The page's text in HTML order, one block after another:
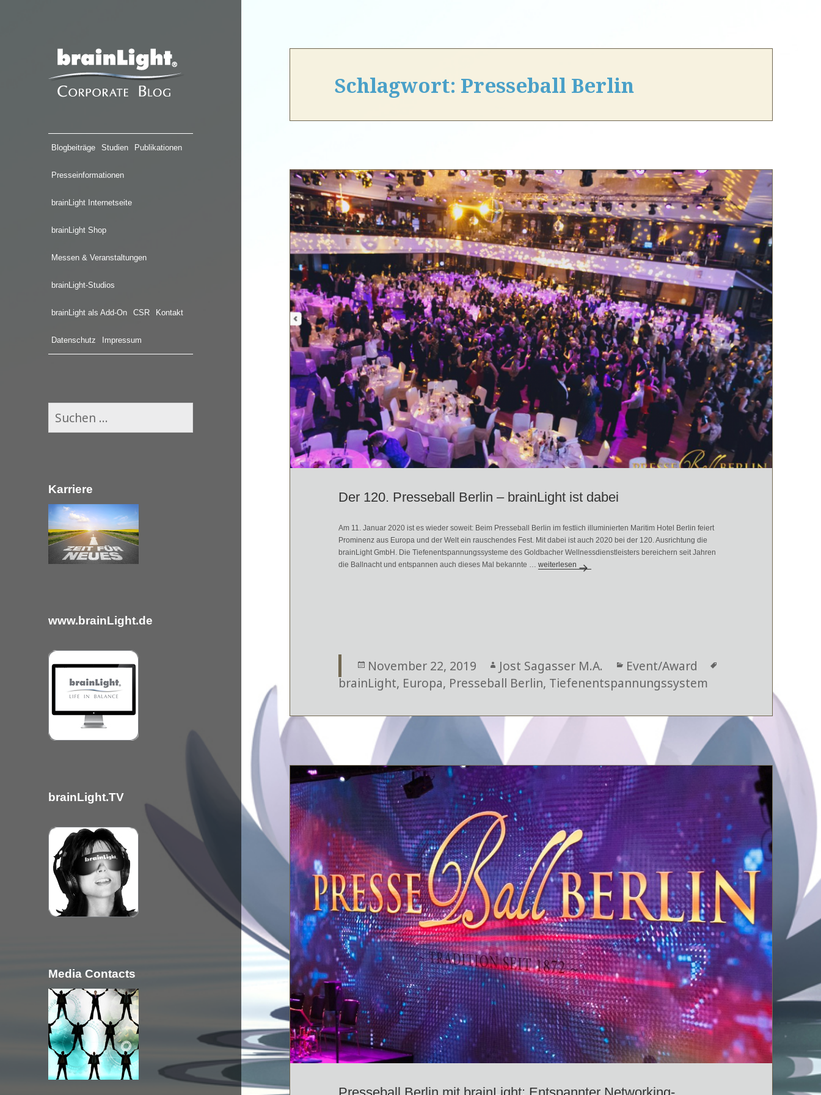
Blogbeiträge Studien Publikationen
Presseinformationen
brainLight Internetseite
brainLight Shop
Messen & Veranstaltungen
brainLight-Studios
brainLight als Add-On CSR Kontakt
Datenschutz Impressum
S
n
n
a
c
h
Karriere
www.brainLight.de
brainLight.TV
Media Contacts
Schlagwort: Presseball Berlin
Der 120. Presseball Berlin – brainLight ist dabei
Am 11. Januar 2020 ist es wieder soweit: Beim Presseball Berlin im festlich illuminierten Maritim Hotel Berlin feiert
Prominenz aus Europa und der Welt ein rauschendes Fest. Mit dabei ist auch 2020 bei der 120. Ausrichtung die
brainLight GmbH. Die Tiefenentspannungssysteme des Goldbacher Wellnessdienstleisters bereichern seit Jahren
die Ballnacht und entspannen auch dieses Mal bekannte …Der 120. Presseball Berlin – brainLight ist dabei
weiterlesen
Veröffentlicht
am
November 22, 2019 Autor
Jost Sagasser M.A. Kategorien
Event/Award
brainLight, Europa, Presseball Berlin, Tiefenentspannungssystem